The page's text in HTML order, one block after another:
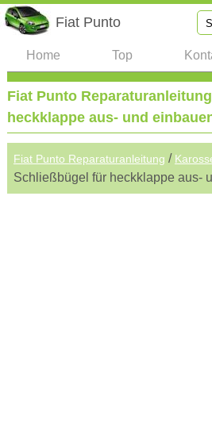
Fiat Punto
Home Top
Fiat Punto
heckklappe aus- und
Fiat Punto Reparaturanleitung /
Schließbügel für heckklappe aus-